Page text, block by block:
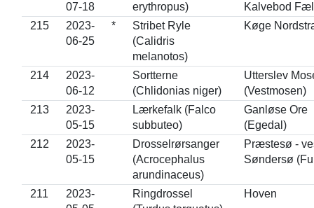
07-18
erythropus)
Kalvebod
215
2023-
06-25
*
Stribet Ryle
(Calidris
melanotos)
Køge
214
2023-
06-12
Sortterne
(Chlidonias niger)
Utterslev
(Vestmosen)
213
2023-
05-15
Lærkefalk (Falco
subbuteo)
Ganløse Ore
(Egedal)
212
2023-
05-15
Drosselrørsanger
(Acrocephalus
arundinaceus)
Præstesø -
Søndersø
211
2023-
Ringdrossel
Hoven